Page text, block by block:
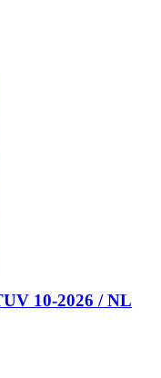
10-2026 / NL